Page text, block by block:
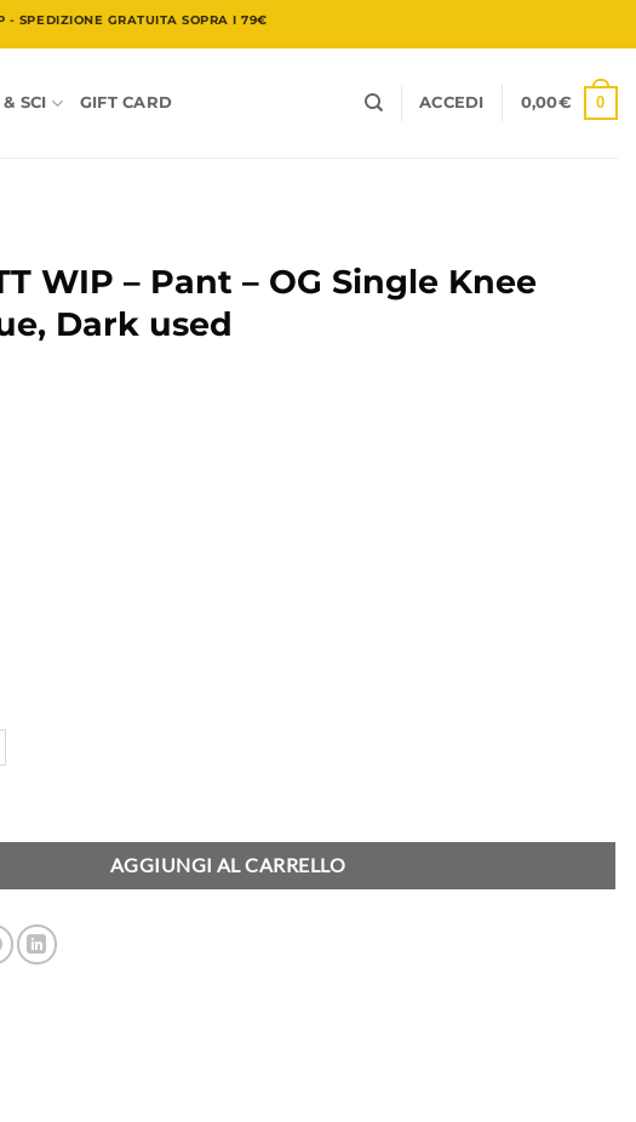
- SPEDIZIONE GRATUITA SOPRA I 79€
SCI GIFT CARD ACCEDI 0,00€ 0
WIP – Pant – OG Single Knee
Dark used
AGGIUNGI AL CARRELLO